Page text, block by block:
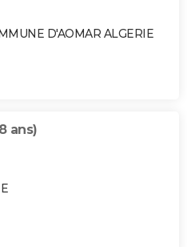
D'AOMAR ALGERIE
ans)